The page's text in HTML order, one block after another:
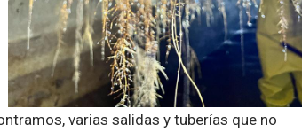
varias salidas y tuberías que no